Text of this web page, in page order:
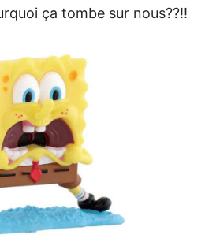
ça tombe sur nous??!!